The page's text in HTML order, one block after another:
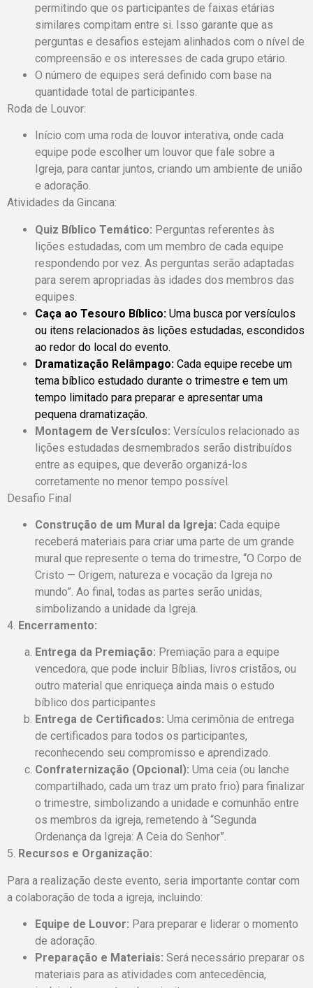
permitindo que os participantes de faixas etárias
similares compitam entre si. Isso garante que as
perguntas e desafios estejam alinhados com o nível de
compreensão e os interesses de cada grupo etário.
O número de equipes será definido com base na
quantidade total de participantes.
Roda de Louvor:
Início com uma roda de louvor interativa, onde cada
equipe pode escolher um louvor que fale sobre a
Igreja, para cantar juntos, criando um ambiente de união
e adoração.
Atividades da Gincana:
Quiz Bíblico Temático: Perguntas referentes às
lições estudadas, com um membro de cada equipe
respondendo por vez. As perguntas serão adaptadas
para serem apropriadas às idades dos membros das
equipes.
Caça ao Tesouro Bíblico: Uma busca por versículos
ou itens relacionados às lições estudadas, escondidos
ao redor do local do evento.
Dramatização Relâmpago: Cada equipe recebe um
tema bíblico estudado durante o trimestre e tem um
tempo limitado para preparar e apresentar uma
pequena dramatização.
Montagem de Versículos: Versículos relacionado as
lições estudadas desmembrados serão distribuídos
entre as equipes, que deverão organizá-los
corretamente no menor tempo possível.
Desafio Final
Construção de um Mural da Igreja: Cada equipe
receberá materiais para criar uma parte de um grande
mural que represente o tema do trimestre, “O Corpo de
Cristo — Origem, natureza e vocação da Igreja no
mundo”. Ao final, todas as partes serão unidas,
simbolizando a unidade da Igreja.
4. Encerramento:
Entrega da Premiação: Premiação para a equipe
vencedora, que pode incluir Bíblias, livros cristãos, ou
outro material que enriqueça ainda mais o estudo
bíblico dos participantes
Entrega de Certificados: Uma cerimônia de entrega
de certificados para todos os participantes,
reconhecendo seu compromisso e aprendizado.
Confraternização (Opcional): Uma ceia (ou lanche
compartilhado, cada um traz um prato frio) para finalizar
o trimestre, simbolizando a unidade e comunhão entre
os membros da igreja, remetendo à “Segunda
Ordenança da Igreja: A Ceia do Senhor”.
5. Recursos e Organização:
Para a realização deste evento, seria importante contar com
a colaboração de toda a igreja, incluindo:
Equipe de Louvor: Para preparar e liderar o momento
de adoração.
Preparação e Materiais: Será necessário preparar os
materiais para as atividades com antecedência,